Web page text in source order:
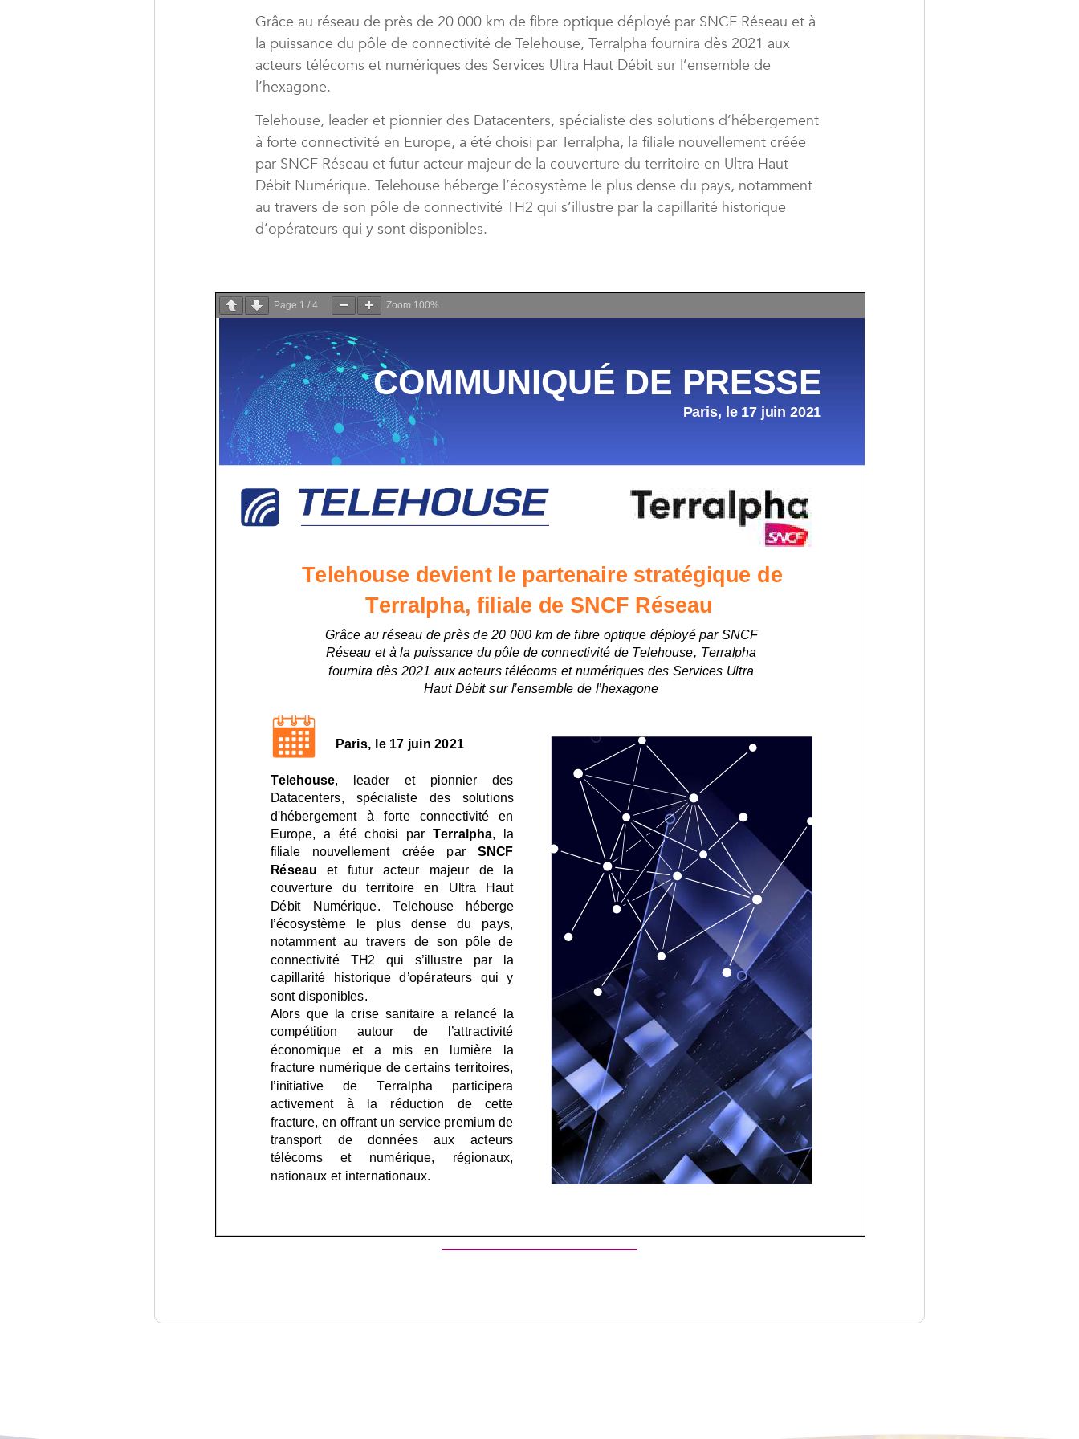
Grâce au réseau de près de 20 000 km de fibre optique déployé par SNCF Réseau et à
la puissance du pôle de connectivité de Telehouse, Terralpha fournira dès 2021 aux
acteurs télécoms et numériques des Services Ultra Haut Débit sur l’ensemble de
l’hexagone.
Telehouse, leader et pionnier des Datacenters, spécialiste des solutions d’hébergement
à forte connectivité en Europe, a été choisi par Terralpha, la filiale nouvellement créée
par SNCF Réseau et futur acteur majeur de la couverture du territoire en Ultra Haut
Débit Numérique. Telehouse héberge l’écosystème le plus dense du pays, notamment
au travers de son pôle de connectivité TH2 qui s’illustre par la capillarité historique
d’opérateurs qui y sont disponibles.
Page 1 / 4 Zoom 100%